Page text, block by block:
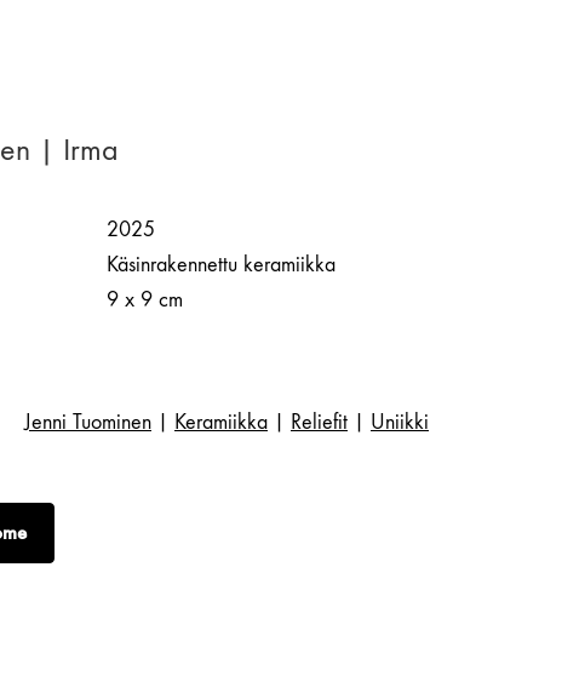
| Irma
2025
Käsinrakennettu keramiikka
9 x 9 cm
Jenni Tuominen Keramiikka Reliefit Uniikki